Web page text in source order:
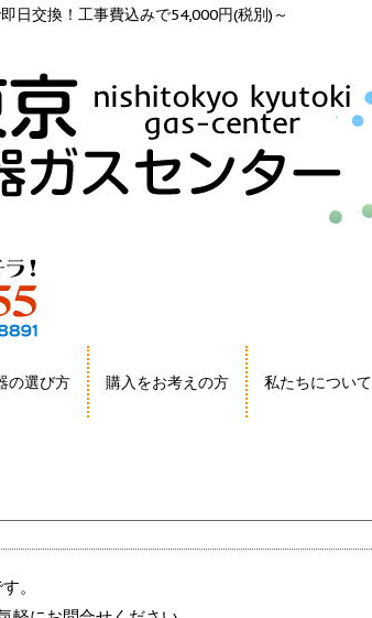
日交換！工事費込みで54,000円(税別)～
の選び方 購入をお考えの方 私たちについて
。